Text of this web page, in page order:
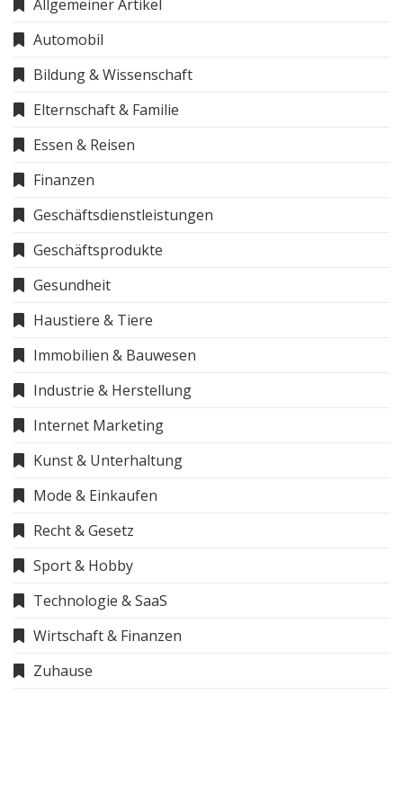
Allgemeiner Artikel
Automobil
Bildung & Wissenschaft
Elternschaft & Familie
Essen & Reisen
Finanzen
Geschäftsdienstleistungen
Geschäftsprodukte
Gesundheit
Haustiere & Tiere
Immobilien & Bauwesen
Industrie & Herstellung
Internet Marketing
Kunst & Unterhaltung
Mode & Einkaufen
Recht & Gesetz
Sport & Hobby
Technologie & SaaS
Wirtschaft & Finanzen
Zuhause